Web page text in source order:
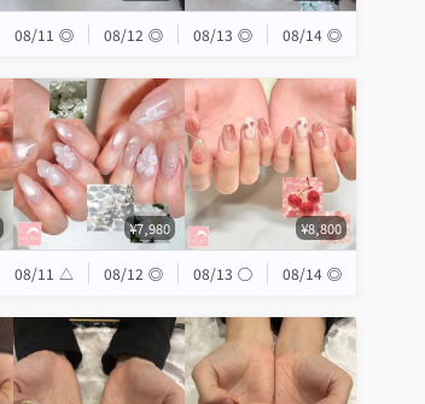
08/11 ◎ 08/12 ◎ 08/13 ◎ 08/14 ◎
¥7,980 ¥8,800
08/11 △ 08/12 ◎ 08/13 ◯ 08/14 ◎